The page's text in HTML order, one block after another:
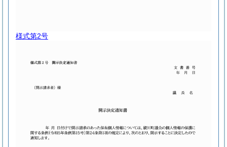
様式第2号